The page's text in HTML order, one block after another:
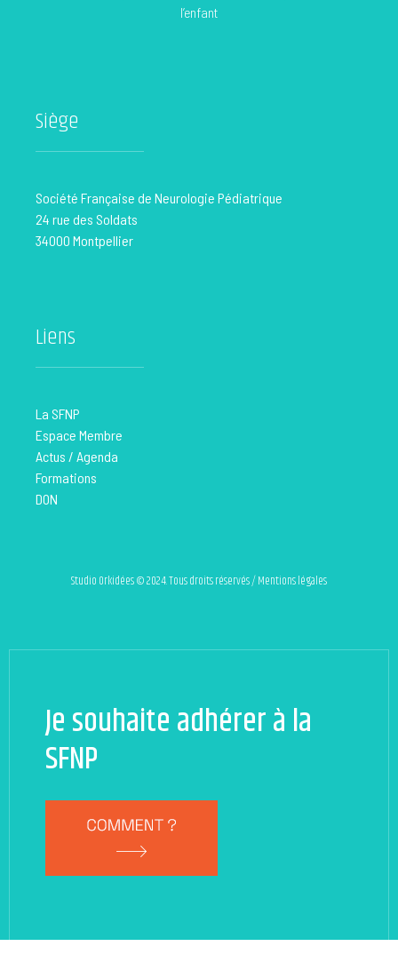
l’enfant
Siège
Société Française de Neurologie Pédiatrique
24 rue des Soldats
34000 Montpellier
Liens
La SFNP
Espace Membre
Actus / Agenda
Formations
DON
Studio Orkidées © 2024. Tous droits réservés / Mentions légales
Je souhaite adhérer à la
SFNP